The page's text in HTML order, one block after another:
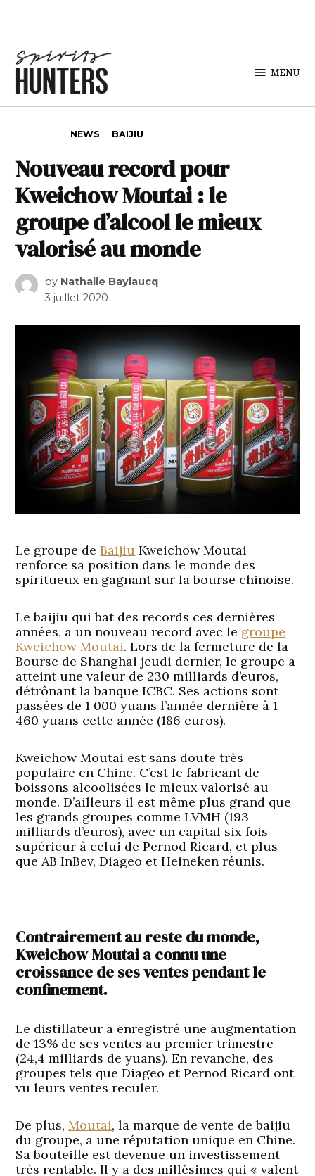
MENU
NEWS BAIJIU
Nouveau record pour
Kweichow Moutai : le
groupe d’alcool le mieux
valorisé au monde
by Nathalie Baylaucq
3 juillet 2020
Le groupe deBaijiu Kweichow Moutai
renforce sa position dans le monde des
spiritueux en gagnant sur la bourse chinoise.
Le baijiu qui bat des records ces dernières
années, a un nouveau record avec le groupe
Kweichow Moutai. Lors de la fermeture de la
Bourse de Shanghai jeudi dernier, le groupe a
atteint une valeur de 230 milliards d’euros,
détrônant la banque ICBC. Ses actions sont
passées de 1 000 yuans l’année dernière à 1
460 yuans cette année (186 euros).
Kweichow Moutai est sans doute très
populaire en Chine. C’est le fabricant de
boissons alcoolisées le mieux valorisé au
monde. D’ailleurs il est même plus grand que
les grands groupes comme LVMH (193
milliards d’euros), avec un capital six fois
supérieur à celui de Pernod Ricard, et plus
que AB InBev, Diageo et Heineken réunis.
Contrairement au reste du monde,
Kweichow Moutai a connu une
croissance de ses ventes pendant le
confinement.
Le distillateur a enregistré une augmentation
de 13% de ses ventes au premier trimestre
(24,4 milliards de yuans). En revanche, des
groupes tels que Diageo et Pernod Ricard ont
vu leurs ventes reculer.
De plus,Moutai, la marque de vente de baijiu
du groupe, a une réputation unique en Chine.
Sa bouteille est devenue un investissement
très rentable. Il y a des millésimes qui « valent